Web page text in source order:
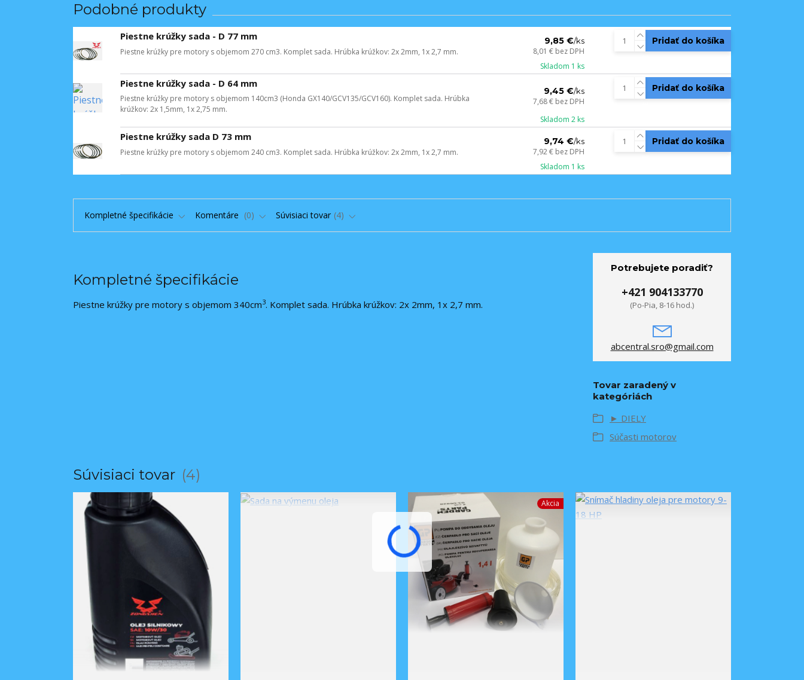
Podobné produkty
Piestne krúžky sada - D 77 mm
Piestne krúžky pre motory s objemom 270 cm3. Komplet sada. Hrúbka krúžkov: 2x 2mm, 1x 2,7 mm.
9,85 €/ks
8,01 € bez DPH
Skladom 1 ks
Pridať do košíka
Piestne krúžky sada - D 64 mm
Piestne krúžky pre motory s objemom 140cm3 (Honda GX140/GCV135/GCV160). Komplet sada. Hrúbka
krúžkov: 2x 1,5mm, 1x 2,75 mm.
9,45 €/ks
7,68 € bez DPH
Skladom 2 ks
Pridať do košíka
Piestne krúžky sada D 73 mm
Piestne krúžky pre motory s objemom 240 cm3. Komplet sada. Hrúbka krúžkov: 2x 2mm, 1x 2,7 mm.
9,74 €/ks
7,92 € bez DPH
Skladom 1 ks
Pridať do košíka
Kompletné špecifikácie Komentáre 0 Súvisiaci tovar 4
Kompletné špecifikácie
Piestne krúžky pre motory s objemom 340cm3. Komplet sada. Hrúbka krúžkov: 2x 2mm, 1x 2,7 mm.
Potrebujete poradiť?
+421 904133770
(Po-Pia, 8-16 hod.)
abcentral.sro@gmail.com
Tovar zaradený v
kategóriách
► DIELY
Súčasti motorov
Súvisiaci tovar 4
Akcia